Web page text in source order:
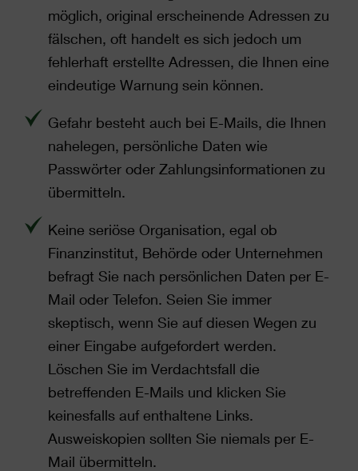
möglich, original erscheinende Adressen zu
fälschen, oft handelt es sich jedoch um
fehlerhaft erstellte Adressen, die Ihnen eine
eindeutige Warnung sein können.
Gefahr besteht auch bei E-Mails, die Ihnen
nahelegen, persönliche Daten wie
Passwörter oder Zahlungsinformationen zu
übermitteln.
Keine seriöse Organisation, egal ob
Finanzinstitut, Behörde oder Unternehmen
befragt Sie nach persönlichen Daten per E-
Mail oder Telefon. Seien Sie immer
skeptisch, wenn Sie auf diesen Wegen zu
einer Eingabe aufgefordert werden.
Löschen Sie im Verdachtsfall die
betreffenden E-Mails und klicken Sie
keinesfalls auf enthaltene Links.
Ausweiskopien sollten Sie niemals per E-
Mail übermitteln.